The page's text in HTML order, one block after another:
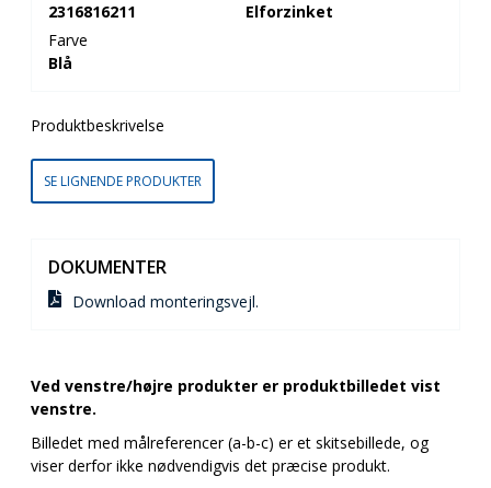
2316816211
Elforzinket
Farve
Blå
Produktbeskrivelse
SE LIGNENDE PRODUKTER
DOKUMENTER
Download monteringsvejl.
Ved venstre/højre produkter er produktbilledet vist
venstre.
Billedet med målreferencer (a-b-c) er et skitsebillede, og
viser derfor ikke nødvendigvis det præcise produkt.